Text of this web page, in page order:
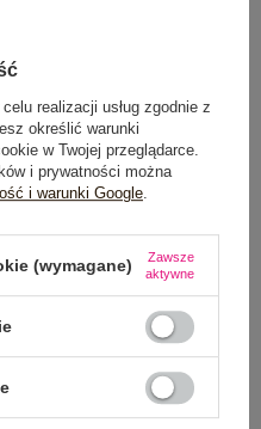
Zobacz wszystko
realizacji usług zgodnie z
określić warunki
w Twojej przeglądarce.
i prywatności można
i warunki Google.
(wymagane)
Zawsze
aktywne